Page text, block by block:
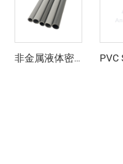
非金属液体密閉コンダクト